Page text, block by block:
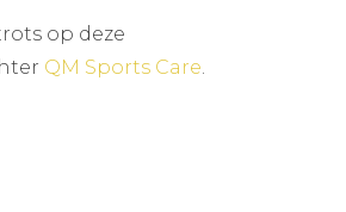
op deze
QM Sports Care.